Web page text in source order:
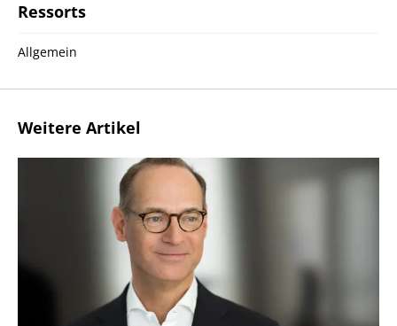
Ressorts
Allgemein
Weitere Artikel